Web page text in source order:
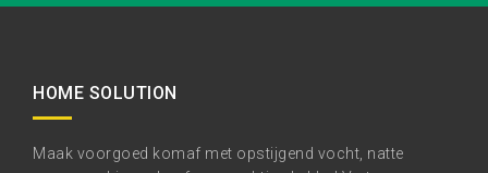
HOME SOLUTION
Maak voorgoed komaf met opstijgend vocht, natte